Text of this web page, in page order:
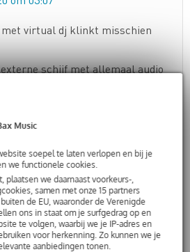
Music
soepel te laten verlopen en bij je
we functionele cookies.
we daarnaast voorkeurs-,
samen met onze 15 partners
de EU, waaronder de Verenigde
ons in staat om je surfgedrag op en
te volgen, waarbij we je IP-adres en
voor herkenning. Zo kunnen we je
aanbiedingen tonen.
virtual dj klinkt misschien
schijf met allemaal audio
iemand die muziek artiest wilt